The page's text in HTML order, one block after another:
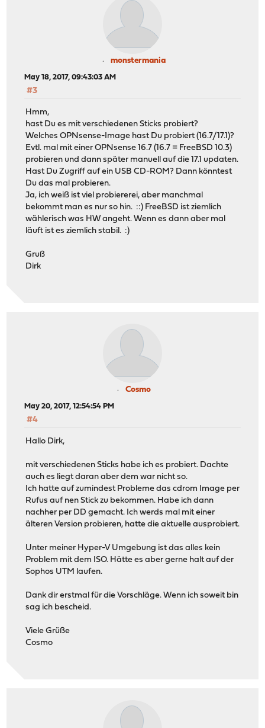
monstermania
May 18, 2017, 09:43:03 AM
#3
Hmm,
hast Du es mit verschiedenen Sticks probiert?
Welches OPNsense-Image hast Du probiert (16.7/17.1)?
Evtl. mal mit einer OPNsense 16.7 (16.7 = FreeBSD 10.3)
probieren und dann später manuell auf die 17.1 updaten.
Hast Du Zugriff auf ein USB CD-ROM? Dann könntest
Du das mal probieren.
Ja, ich weiß ist viel probiererei, aber manchmal
bekommt man es nur so hin. ::) FreeBSD ist ziemlich
wählerisch was HW angeht. Wenn es dann aber mal
läuft ist es ziemlich stabil. :)
Gruß
Dirk
Cosmo
May 20, 2017, 12:54:54 PM
#4
Hallo Dirk,
mit verschiedenen Sticks habe ich es probiert. Dachte
auch es liegt daran aber dem war nicht so.
Ich hatte auf zumindest Probleme das cdrom Image per
Rufus auf nen Stick zu bekommen. Habe ich dann
nachher per DD gemacht. Ich werds mal mit einer
älteren Version probieren, hatte die aktuelle ausprobiert.
Unter meiner Hyper-V Umgebung ist das alles kein
Problem mit dem ISO. Hätte es aber gerne halt auf der
Sophos UTM laufen.
Dank dir erstmal für die Vorschläge. Wenn ich soweit bin
sag ich bescheid.
Viele Grüße
Cosmo